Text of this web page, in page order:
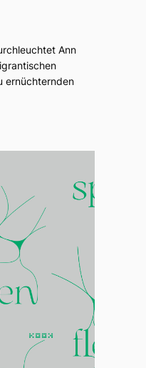
Ann
ernüchternden